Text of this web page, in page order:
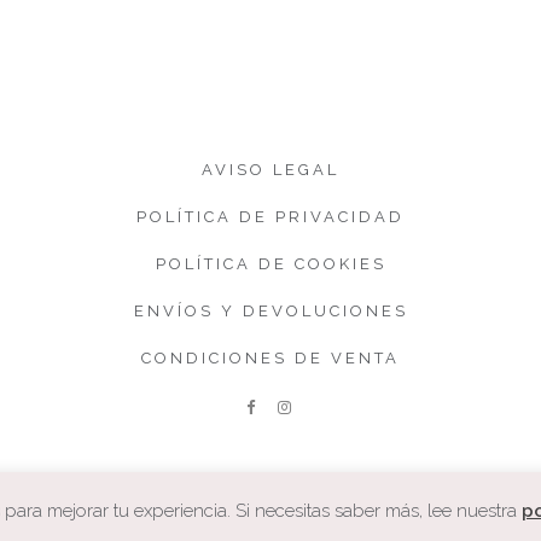
AVISO LEGAL
POLÍTICA DE PRIVACIDAD
POLÍTICA DE COOKIES
ENVÍOS Y DEVOLUCIONES
CONDICIONES DE VENTA
COPYRIGHT. CUQUETA.
mejorar tu experiencia. Si necesitas saber más, lee nuestra